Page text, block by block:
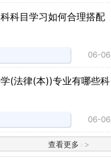
科目学习如何合理搭配
06-06
(法律(本))专业有哪些科
06-06
查看更多 >